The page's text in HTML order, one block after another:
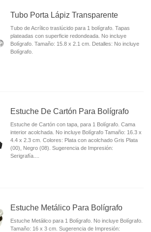
Tubo Porta Lápiz Transparente
Tubo de Acrílico traslúcido para 1 bolígrafo. Tapas
plateadas con superficie redondeada. No incluye
Bolígrafo. Tamaño: 15.8 x 2.1 cm. Detalles: No incluye
Bolígrafo.
Estuche De Cartón Para Bolígrafo
Estuche de Cartón con tapa, para 1 Bolígrafo. Cama
interior acolchada. No incluye Bolígrafo Tamaño: 16.3 x
4.4 x 2.3 cm. Colores: Plata con acolchado Gris Plata
(00), Negro (08). Sugerencia de Impresión:
Serigrafía....
Estuche Metálico Para Bolígrafo
Estuche Metálico para 1 Bolígrafo. No incluye Bolígrafo.
Tamaño: 16 x 3 cm. Sugerencia de Impresión: